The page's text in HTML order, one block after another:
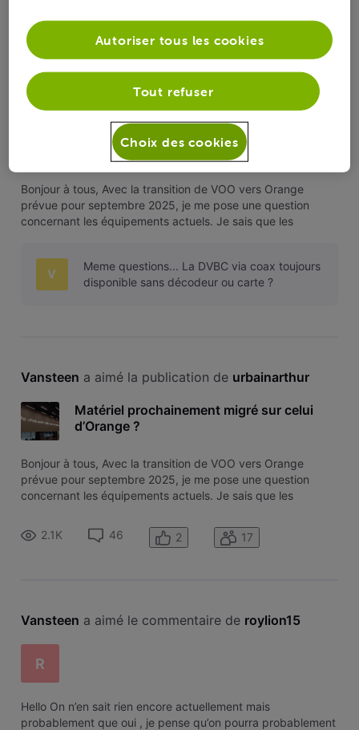
Vansteen
a commenté sur la publication de
urbainarthur
Matériel prochainement migré sur celui
d’Orange ?
Bonjour à tous, Avec la transition de VOO vers Orange
prévue pour septembre 2025, je me pose une question
concernant les équipements actuels. Je sais que les
Pensez-vous que la Box Évasion e
V
Meme questions... La DVBC via coax toujours
disponible sans décodeur ou carte ?
Vansteen a aimé la publication de urbainarthur
Matériel prochainement migré sur celui
d’Orange ?
Bonjour à tous, Avec la transition de VOO vers Orange
prévue pour septembre 2025, je me pose une question
concernant les équipements actuels. Je sais que les
d’Orange, mais qu’en est-il pour les anciens clients ?
Pensez-vous que la Box Évasion e
2.1K 46 2 17
Vansteen a aimé le commentaire de roylion15
R
Hello On n’en sait rien encore actuellement mais
probablement que oui , je pense qu’on pourra probablement
Tout refuser
Autoriser tous les cookies
Choix des cookies